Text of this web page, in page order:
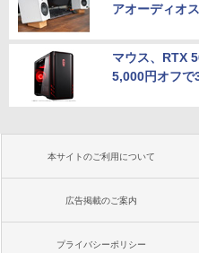
アオーディオ
マウス、RTX
5,000円オフで
本サイトのご利用について
広告掲載のご案内
プライバシーポリシー